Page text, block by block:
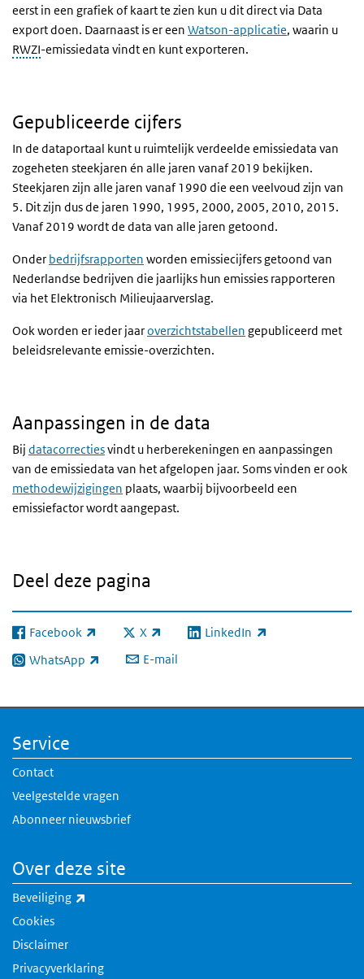
eerst in een grafiek of kaart te zien kun u dit direct via Data
export doen. Daarnaast is er een Watson-applicatie, waarin u
RWZI-emissiedata vindt en kunt exporteren.
Gepubliceerde cijfers
In de dataportaal kunt u ruimtelijk verdeelde emissiedata van
zogeheten steekjaren én alle jaren vanaf 2019 bekijken.
Steekjaren zijn alle jaren vanaf 1990 die een veelvoud zijn van
5. Dit zijn dus de jaren 1990, 1995, 2000, 2005, 2010, 2015.
Vanaf 2019 wordt de data van alle jaren getoond.
Onder bedrijfsrapporten worden emissiecijfers getoond van
Nederlandse bedrijven die jaarlijks hun emissies rapporteren
via het Elektronisch Milieujaarverslag.
Ook worden er ieder jaaroverzichtstabellen gepubliceerd met
beleidsrelevante emissie-overzichten.
Aanpassingen in de data
Bij datacorrectiesvindt u herberekeningen en aanpassingen
van de emissiedata van het afgelopen jaar. Soms vinden er ook
methodewijzigingen plaats, waarbij bijvoorbeeld een
emissiefactor wordt aangepast.
Deel deze pagina
Facebook
(externe link) X
(externe link) LinkedIn
(externe link)
WhatsApp
(externe link) E-mail
Service
Contact
Veelgestelde vragen
Abonneer nieuwsbrief
Over deze site
Beveiliging
Cookies
Disclaimer
Privacyverklaring